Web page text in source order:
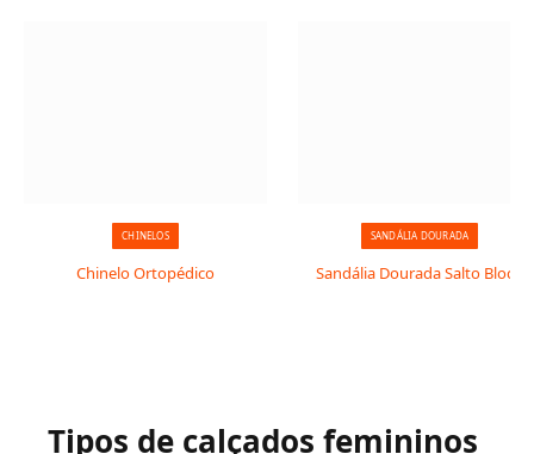
CHINELOS
Chinelo Ortopédico
SANDÁLIA DOURADA
Sandália Dourada Salto Bloco
Tipos de calçados femininos